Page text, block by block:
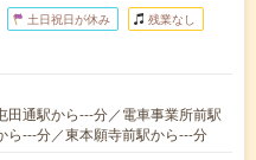
土日祝日が休み 残業なし
田通駅から---分／電車事業所前駅
ら---分／東本願寺前駅から---分